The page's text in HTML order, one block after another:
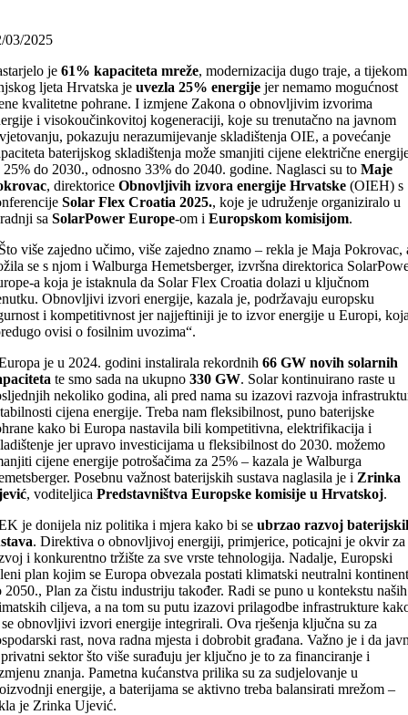
03/2025
je 61% kapaciteta mreže, modernizacija dugo traje, a tijekom
ljeta Hrvatska je uvezla 25% energijejer nemamo mogućnost
kvalitetne pohrane. I izmjene Zakona o obnovljivim izvorima
i visokoučinkovitoj kogeneraciji, koje su trenutačno na javnom
pokazuju nerazumijevanje skladištenja OIE, a povećanje
baterijskog skladištenja može smanjiti cijene električne
25% do 2030., odnosno 33% do 2040. godine. Naglasci su to Maje
, direktorice Obnovljivih izvora energije Hrvatske(OIEH) s
Solar Flex Croatia 2025., koje je udruženje organiziralo u
sa SolarPower Europe-om i Europskom komisijom.
više zajedno učimo, više zajedno znamo – rekla je Maja Pokrovac,
se s njom i Walburga Hemetsberger, izvršna direktorica
a koja je istaknula da Solar Flex Croatia dolazi u ključnom
Obnovljivi izvori energije, kazala je, podržavaju europsku
i kompetitivnost jer najjeftiniji je to izvor energije u Europi,
ovisi o fosilnim uvozima“.
je u 2024. godini instalirala rekordnih 66 GW novih solarnih
te smo sada na ukupno 330 GW. Solar kontinuirano raste u
nekoliko godina, ali pred nama su izazovi razvoja
cijena energije. Treba nam fleksibilnost, puno baterijske
kako bi Europa nastavila bili kompetitivna, elektrifikacija i
jer upravo investicijama u fleksibilnost do 2030. možemo
cijene energije potrošačima za 25% – kazala je Walburga
Posebnu važnost baterijskih sustava naglasila je i Zrinka
, voditeljica Predstavništva Europske komisije u Hrvatskoj.
je donijela niz politika i mjera kako bi se ubrzao razvoj
. Direktiva o obnovljivoj energiji, primjerice, poticajni je okvir za
i konkurentno tržište za sve vrste tehnologija. Nadalje, Europski
plan kojim se Europa obvezala postati klimatski neutralni kontinent
2050., Plan za čistu industriju također. Radi se puno u kontekstu naših
ciljeva, a na tom su putu izazovi prilagodbe infrastrukture
obnovljivi izvori energije integrirali. Ova rješenja ključna su za
rast, nova radna mjesta i dobrobit građana. Važno je i da
sektor što više surađuju jer ključno je to za financiranje i
znanja. Pametna kućanstva prilika su za sudjelovanje u
energije, a baterijama se aktivno treba balansirati mrežom –
je Zrinka Ujević.